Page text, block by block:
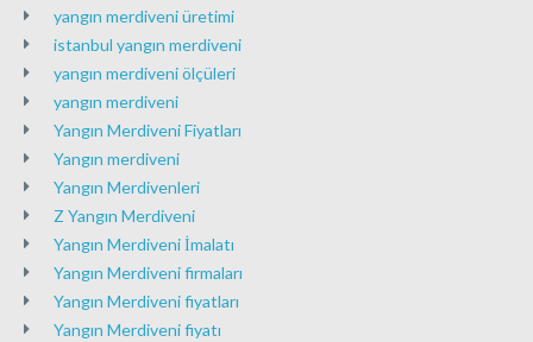
yangın merdiveni üretimi
istanbul yangın merdiveni
yangın merdiveni ölçüleri
yangın merdiveni
Yangın Merdiveni Fiyatları
Yangın merdiveni
Yangın Merdivenleri
Z Yangın Merdiveni
Yangın Merdiveni İmalatı
Yangın Merdiveni firmaları
Yangın Merdiveni fiyatları
Yangın Merdiveni fiyatı